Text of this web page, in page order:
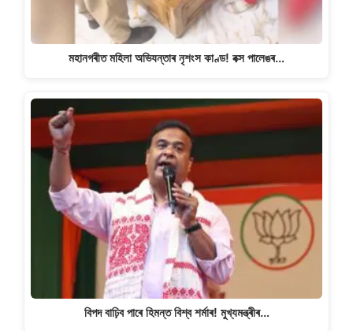
মহানগৰীত মহিলা অভিযন্তাৰ নৃশংস কাণ্ড! বক্স পালেঙৰ…
বিপদ বাঢ়িব পাৰে হিমন্ত বিশ্ব শৰ্মাৰ! মুখ্যমন্ত্ৰীৰ…